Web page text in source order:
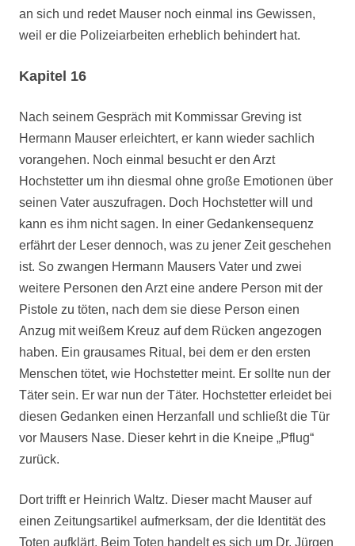
an sich und redet Mauser noch einmal ins Gewissen,
weil er die Polizeiarbeiten erheblich behindert hat.
Kapitel 16
Nach seinem Gespräch mit Kommissar Greving ist
Hermann Mauser erleichtert, er kann wieder sachlich
vorangehen. Noch einmal besucht er den Arzt
Hochstetter um ihn diesmal ohne große Emotionen über
seinen Vater auszufragen. Doch Hochstetter will und
kann es ihm nicht sagen. In einer Gedankensequenz
erfährt der Leser dennoch, was zu jener Zeit geschehen
ist. So zwangen Hermann Mausers Vater und zwei
weitere Personen den Arzt eine andere Person mit der
Pistole zu töten, nach dem sie diese Person einen
Anzug mit weißem Kreuz auf dem Rücken angezogen
haben. Ein grausames Ritual, bei dem er den ersten
Menschen tötet, wie Hochstetter meint. Er sollte nun der
Täter sein. Er war nun der Täter. Hochstetter erleidet bei
diesen Gedanken einen Herzanfall und schließt die Tür
vor Mausers Nase. Dieser kehrt in die Kneipe „Pflug“
zurück.
Dort trifft er Heinrich Waltz. Dieser macht Mauser auf
einen Zeitungsartikel aufmerksam, der die Identität des
Toten aufklärt. Beim Toten handelt es sich um Dr. Jürgen